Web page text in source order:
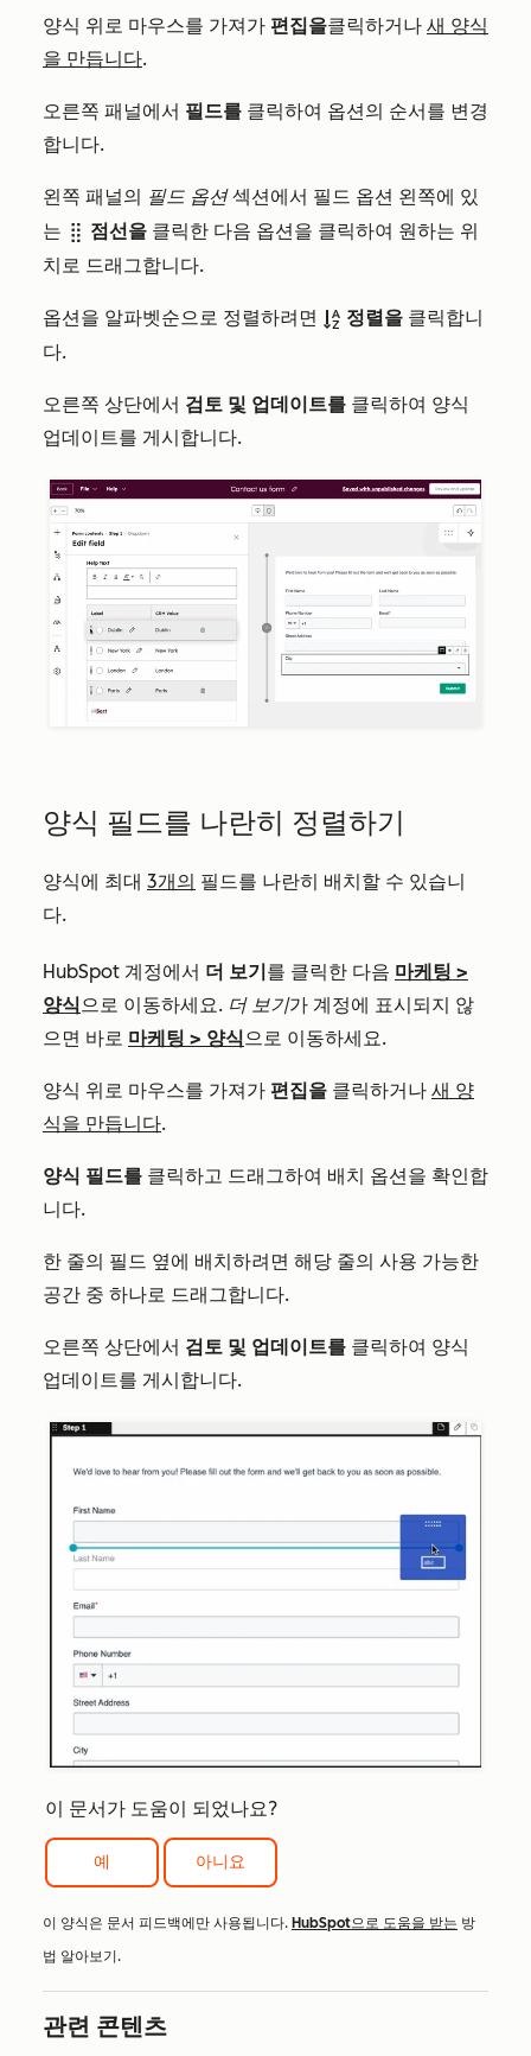
양식 위로 마우스를 가져가 편집을클릭하거나 새 양식
을 만듭니다.
오른쪽 패널에서 필드를 클릭하여 옵션의 순서를 변경
합니다.
왼쪽 패널의 필드 옵션섹션에서 필드 옵션 왼쪽에 있
는 dragHandle 점선을 클릭한 다음 옵션을 클릭하여 원하는 위
치로 드래그합니다.
옵션을 알파벳순으로 정렬하려면 sortAlpAsc 정렬을 클릭합니
다.
오른쪽 상단에서 검토 및 업데이트를 클릭하여 양식
업데이트를 게시합니다.
양식 필드를 나란히 정렬하기
양식에 최대 3개의 필드를 나란히 배치할 수 있습니
다.
HubSpot 계정에서 더 보기를 클릭한 다음 마케팅 >
양식으로 이동하세요. 더 보기가 계정에 표시되지 않
으면 바로 마케팅 > 양식으로 이동하세요.
양식 위로 마우스를 가져가 편집을 클릭하거나 새 양
식을 만듭니다.
양식 필드를 클릭하고 드래그하여 배치 옵션을 확인합
니다.
한 줄의 필드 옆에 배치하려면 해당 줄의 사용 가능한
공간 중 하나로 드래그합니다.
오른쪽 상단에서 검토 및 업데이트를 클릭하여 양식
업데이트를 게시합니다.
이 문서가 도움이 되었나요?
예 아니요
이 양식은 문서 피드백에만 사용됩니다. HubSpot으로 도움을 받는 방
법 알아보기.
관련 콘텐츠